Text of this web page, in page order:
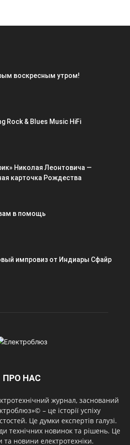
воскресным утром!
Rock & Blues Music HiFi
Николая Леонтовича —
карточка Рождества
в помощь
импровиз от Индиары Сфайр
ПРО НАС
журнал, заснований
– це історії успіху
Це думки експертів галузі.
технічних новинок та рішень. Це
та новини електротехніки.